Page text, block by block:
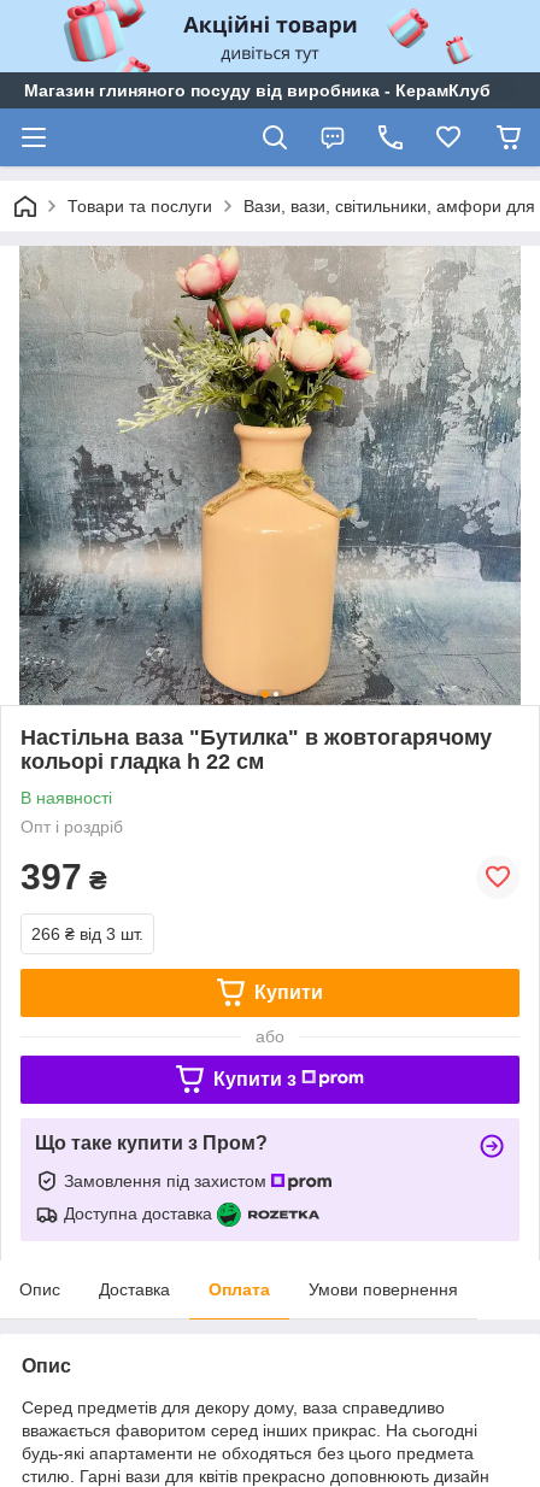
Магазин глиняного посуду від виробника - КерамКлуб
Товари та послуги Вази, вази, світильники, амфори для
Настільна ваза "Бутилка" в жовтогарячому
кольорі гладка h 22 см
В наявності
Опт і роздріб
397 ₴
266 ₴ від 3 шт.
Купити
або
Купити з
Що таке купити з Пром?
Замовлення під захистом
Доступна доставка
Опис Доставка Оплата Умови повернення
Опис
Серед предметів для декору дому, ваза справедливо
вважається фаворитом серед інших прикрас. На сьогодні
будь-які апартаменти не обходяться без цього предмета
стилю. Гарні вази для квітів прекрасно доповнюють дизайн